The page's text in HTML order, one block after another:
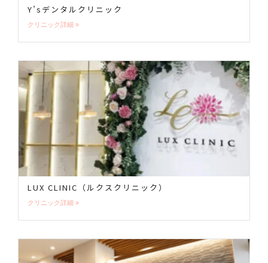
Y’sデンタルクリニック
クリニック詳細 »
LUX CLINIC（ルクスクリニック）
クリニック詳細 »